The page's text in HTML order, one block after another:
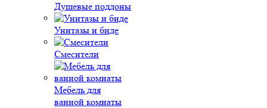
Душевые поддоны
Унитазы и биде
Смесители
Мебель для
ванной комнаты